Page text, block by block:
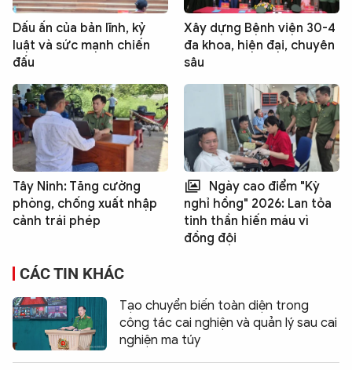
Dấu ấn của bản lĩnh, kỷ
luật và sức mạnh chiến
đấu
Xây dựng Bệnh viện 30-4
đa khoa, hiện đại, chuyên
sâu
Tây Ninh: Tăng cường
phòng, chống xuất nhập
cảnh trái phép
Ngày cao điểm "Kỳ
nghỉ hồng" 2026: Lan tỏa
tinh thần hiến máu vì
đồng đội
CÁC TIN KHÁC
Tạo chuyển biến toàn diện trong
công tác cai nghiện và quản lý sau cai
nghiện ma túy